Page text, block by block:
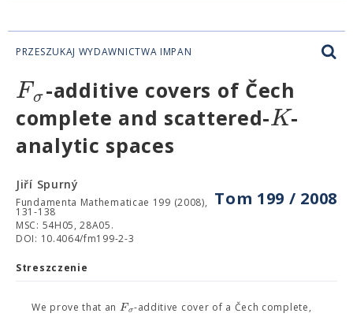
PRZESZUKAJ WYDAWNICTWA IMPAN
Fσ-additive covers of Čech
complete and scattered-K-
analytic spaces
Tom 199 / 2008
Jiří Spurný
Fundamenta Mathematicae 199 (2008),
131-138
MSC: 54H05, 28A05.
DOI: 10.4064/fm199-2-3
Streszczenie
We prove that an Fσ-additive cover of a Čech complete,